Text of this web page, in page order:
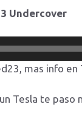
Undercover
mas info en
Tesla te